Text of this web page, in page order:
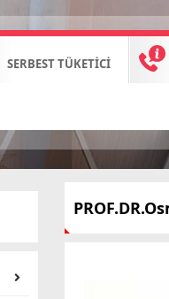
SERBEST TÜKETİCİ